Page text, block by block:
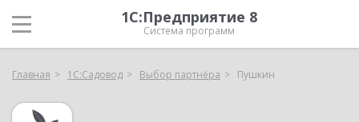
1С:Предприятие 8
Система программ
Главная 1С:Садовод Выбор партнёра Пушкин